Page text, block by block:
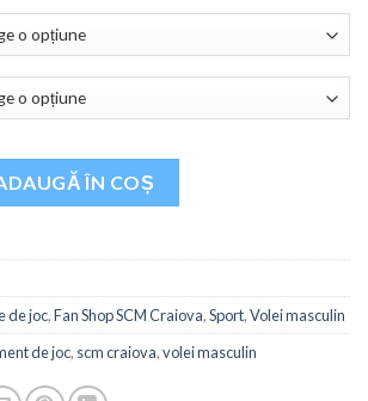
joc Volei masculin 2025
ÎN COȘ
de joc,Fan Shop SCM Craiova,Sport,Volei masculin
de joc, scm craiova,volei masculin